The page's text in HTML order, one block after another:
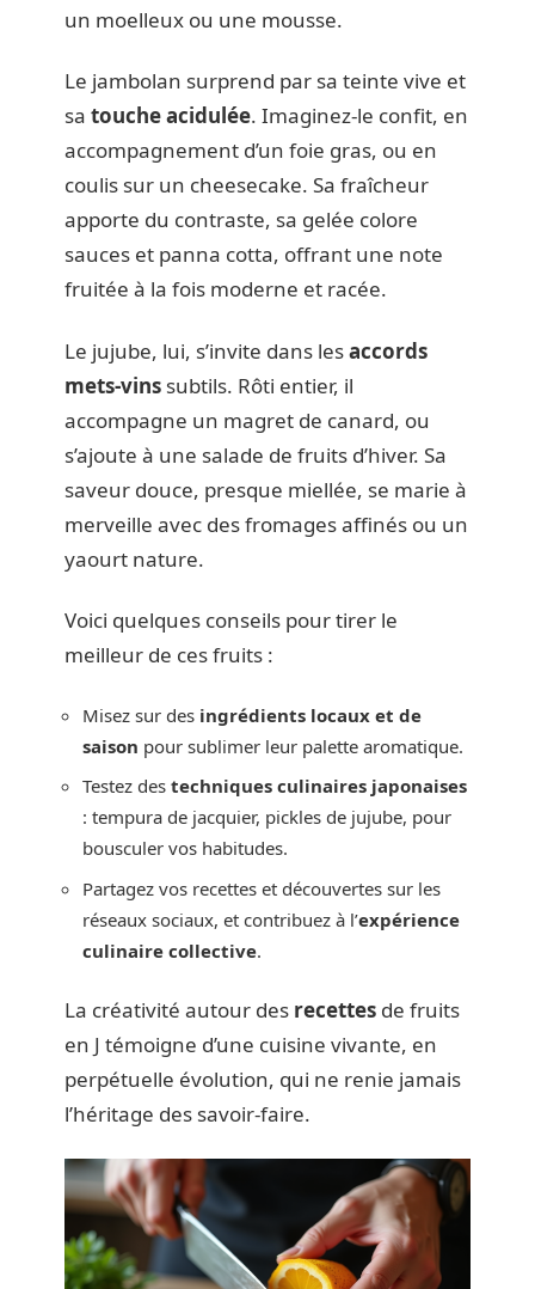
un moelleux ou une mousse.
Le jambolan surprend par sa teinte vive et
sa touche acidulée. Imaginez-le confit, en
accompagnement d’un foie gras, ou en
coulis sur un cheesecake. Sa fraîcheur
apporte du contraste, sa gelée colore
sauces et panna cotta, offrant une note
fruitée à la fois moderne et racée.
Le jujube, lui, s’invite dans lesaccords
mets-vins subtils. Rôti entier, il
accompagne un magret de canard, ou
s’ajoute à une salade de fruits d’hiver. Sa
saveur douce, presque miellée, se marie à
merveille avec des fromages affinés ou un
yaourt nature.
Voici quelques conseils pour tirer le
meilleur de ces fruits :
Misez sur des ingrédients locaux et de
saison pour sublimer leur palette aromatique.
Testez des techniques culinaires japonaises
: tempura de jacquier, pickles de jujube, pour
bousculer vos habitudes.
Partagez vos recettes et découvertes sur les
réseaux sociaux, et contribuez à l’expérience
culinaire collective.
La créativité autour des recettes de fruits
en J témoigne d’une cuisine vivante, en
perpétuelle évolution, qui ne renie jamais
l’héritage des savoir-faire.